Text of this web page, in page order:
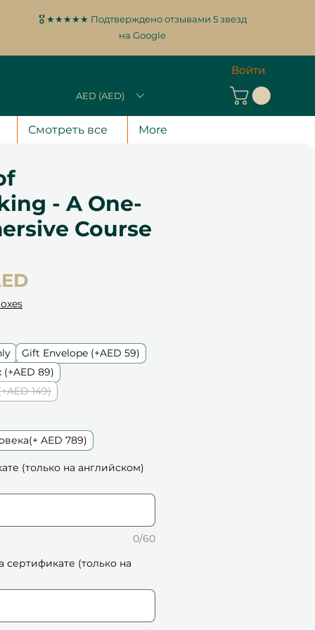
🎖️ ★★★★★ Подтверждено отзывами 5 звезд
на Google
AED (AED)
Войти
Смотреть все More
- A One-
Course
Цена
Gift Envelope (+AED 59)
89)
149)
AED 789)
(только на английском)
0/60
сертификате (только на